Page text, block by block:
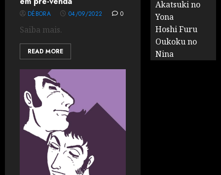
DÉBORA 04/09/2022 0
Saiba mais.
READ MORE
Akatsuki no
Yona
Hoshi Furu
Oukoku no
Nina